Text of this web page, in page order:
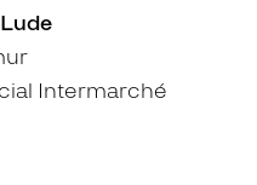
Intermarché